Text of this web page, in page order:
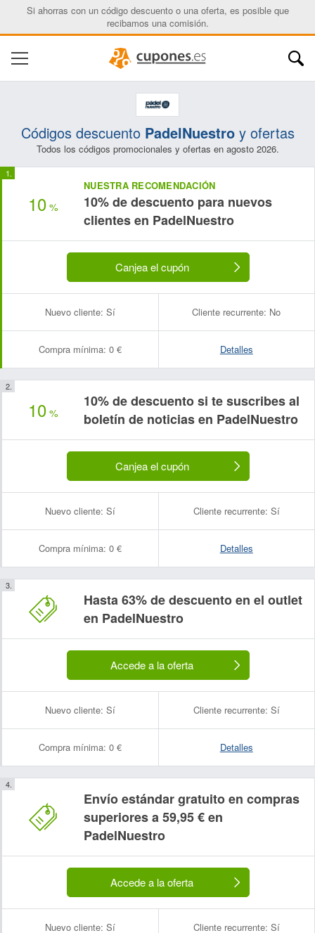
Si ahorras con un código descuento o una oferta, es posible que
recibamos una comisión.
Códigos descuento PadelNuestroy ofertas
Todos los códigos promocionales y ofertas en agosto 2026.
10 %
NUESTRA RECOMENDACIÓN
10% de descuento para nuevos
clientes en PadelNuestro
Canjea el cupón
Nuevo cliente: Sí Cliente recurrente: No
Compra mínima: 0 € Detalles
10 %
10% de descuento si te suscribes al
boletín de noticias en PadelNuestro
Canjea el cupón
Nuevo cliente: Sí Cliente recurrente: Sí
Compra mínima: 0 € Detalles
Hasta 63% de descuento en el outlet
en PadelNuestro
Accede a la oferta
Nuevo cliente: Sí Cliente recurrente: Sí
Compra mínima: 0 € Detalles
Envío estándar gratuito en compras
superiores a 59,95 € en
PadelNuestro
Accede a la oferta
Nuevo cliente: Sí Cliente recurrente: Sí